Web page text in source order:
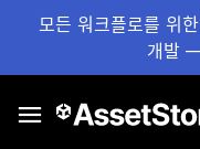
모든 워크플로를 위한
개발